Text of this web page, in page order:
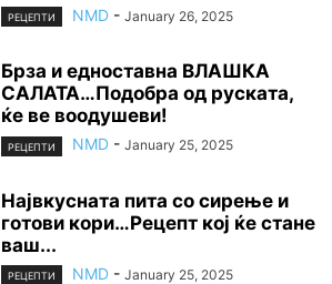
РЕЦЕПТИ NMD - January 26, 2025
Брза и едноставна ВЛАШКА
САЛАТА…Подобра од руската,
ќе ве воодушеви!
РЕЦЕПТИ NMD - January 25, 2025
Највкусната пита со сирење и
готови кори…Рецепт кој ќе стане
ваш...
РЕЦЕПТИ NMD - January 25, 2025